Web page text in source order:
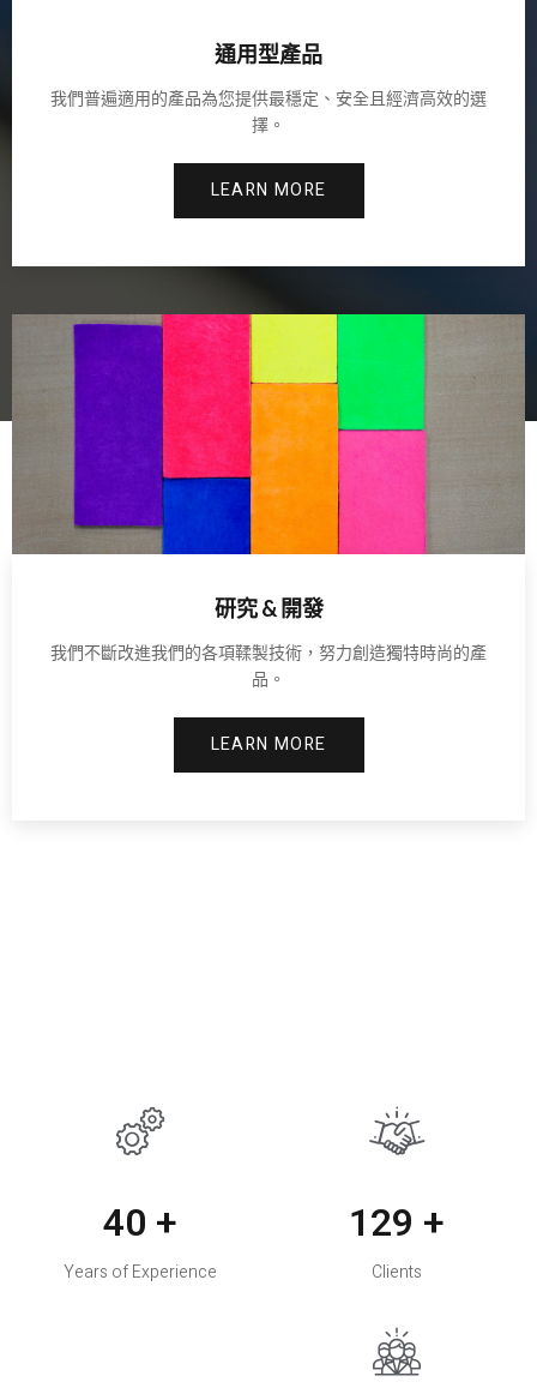
通用型產品
我們普遍適用的產品為您提供最穩定、安全且經濟高效的選
擇。
LEARN MORE
研究 & 開發
我們不斷改進我們的各項鞣製技術，努力創造獨特時尚的產
品。
LEARN MORE
40 +
Years of Experience
130 +
Clients